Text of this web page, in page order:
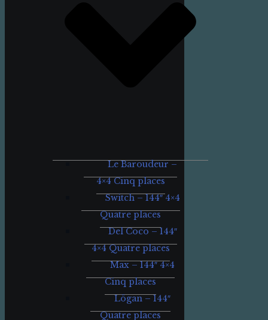
Le Baroudeur –
4×4 Cinq places
Switch – 144″ 4×4
Quatre places
Del Coco – 144″
4×4 Quatre places
Max – 144″ 4×4
Cinq places
Lögan – 144″
Quatre places